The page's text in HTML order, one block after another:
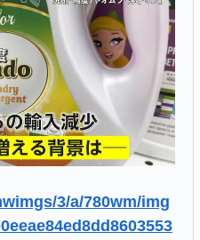
3/a/780wm/img